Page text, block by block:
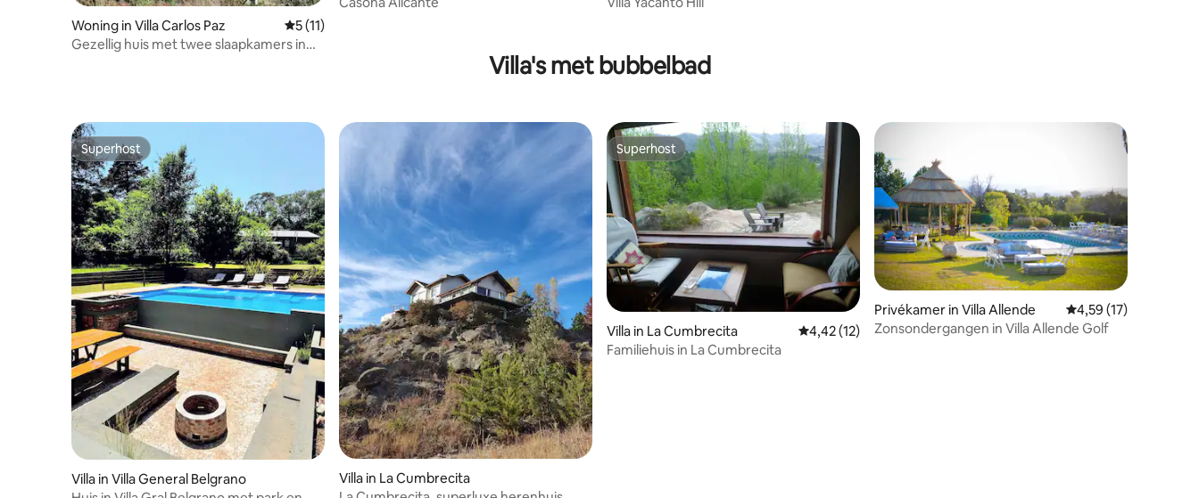
Woning in Villa Carlos Paz Gemiddelde beoordeling van 5 uit 5, 11 recensies
5 (11)
Gezellig huis met twee slaapkamers in
Villa's met bubbelbad
Superhost
Superhost
Villa in Villa General Belgrano
Villa in La Cumbrecita
Superhost
Superhost
Villa in La Cumbrecita Gemiddelde beoordeling van 4,42 uit 5, 12 recensies
4,42 (12)
Familiehuis in La Cumbrecita
Privékamer in Villa Allende Gemiddelde
4,59 (17)
Zonsondergangen in Villa Allende Golf